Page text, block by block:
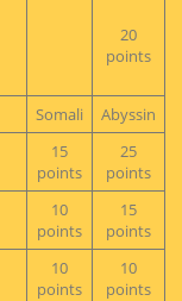
20
points
Somali Abyssin
15
points
25
points
10
points
15
points
10
points
10
points